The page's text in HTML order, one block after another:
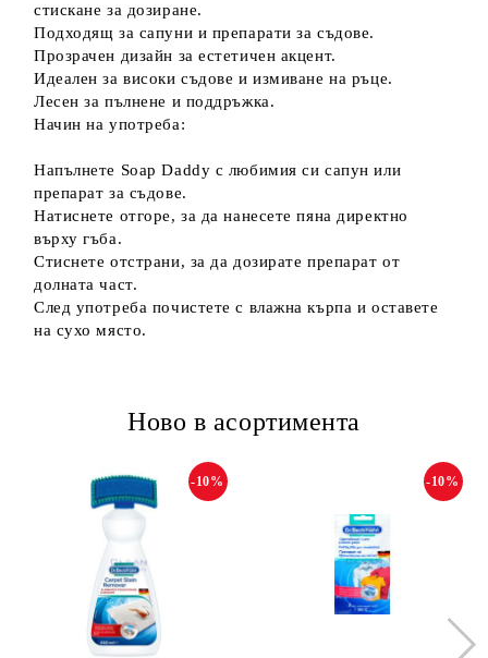
стискане за дозиране.
Подходящ за сапуни и препарати за съдове.
Прозрачен дизайн за естетичен акцент.
Идеален за високи съдове и измиване на ръце.
Лесен за пълнене и поддръжка.
Начин на употреба:
Напълнете Soap Daddy с любимия си сапун или
препарат за съдове.
Натиснете отгоре, за да нанесете пяна директно
върху гъба.
Стиснете отстрани, за да дозирате препарат от
долната част.
След употреба почистете с влажна кърпа и оставете
на сухо място.
Ново в асортимента
-10% -10%